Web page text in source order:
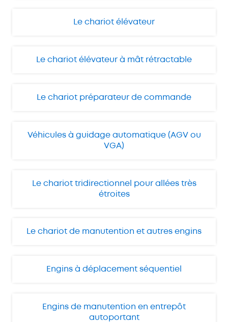
Le chariot élévateur
Le chariot élévateur à mât rétractable
Le chariot préparateur de commande
Véhicules à guidage automatique (AGV ou
VGA)
Le chariot tridirectionnel pour allées très
étroites
Le chariot de manutention et autres engins
Engins à déplacement séquentiel
Engins de manutention en entrepôt
autoportant